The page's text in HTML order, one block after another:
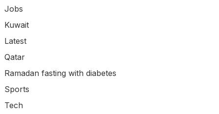
Jobs
Kuwait
Latest
Qatar
Ramadan fasting with diabetes
Sports
Tech